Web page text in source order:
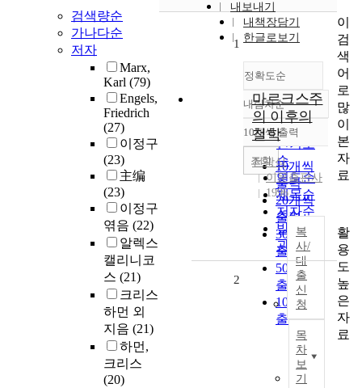
검색량순
가나다순
저자
Marx,
Karl (79)
Engels,
Friedrich
(27)
이정구
(23)
主编
(23)
이정구
엮음 (22)
알렉스
캘리니코
스 (21)
크리스
하먼 외
지음 (21)
하먼,
크리스
(20)
내보내기
내책장담기
한글로보기
정확도순
정확도
순
인기도
순
연도순
제목순
저자순
발행기
관순
내림차순
내림차순
10개씩 출력
10개씩
출력
20개씩
출력
30개씩
출력
50개씩
출력
100개씩
출력
조회
1
마르크스주
의 이후의
철학
전광식
이문출판사
1996
복
사/
대
출
신
청
목
차
보
기
2
이
검
색
어
로
많
이
본
자
료
활
용
도
높
은
자
료